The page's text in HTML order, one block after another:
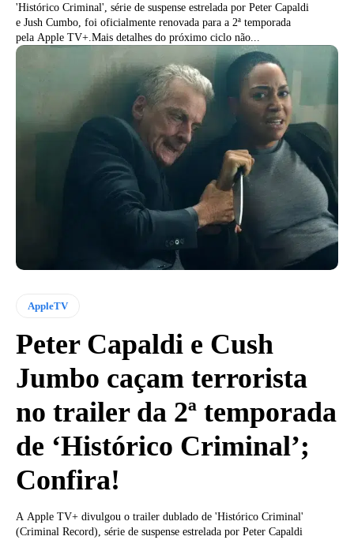
'Histórico Criminal', série de suspense estrelada por Peter Capaldi
e Jush Cumbo, foi oficialmente renovada para a 2ª temporada
pela Apple TV+.Mais detalhes do próximo ciclo não...
AppleTV
Peter Capaldi e Cush
Jumbo caçam terrorista
no trailer da 2ª temporada
de ‘Histórico Criminal’;
Confira!
A Apple TV+ divulgou o trailer dublado de 'Histórico Criminal'
(Criminal Record), série de suspense estrelada por Peter Capaldi